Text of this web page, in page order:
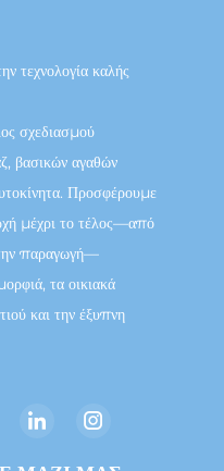
τεχνολογία καλής
σχεδιασμού
βασικών αγαθών
Προσφέρουμε
μέχρι το τέλος—από
παραγωγή—
τα οικιακά
και την έξυπνη